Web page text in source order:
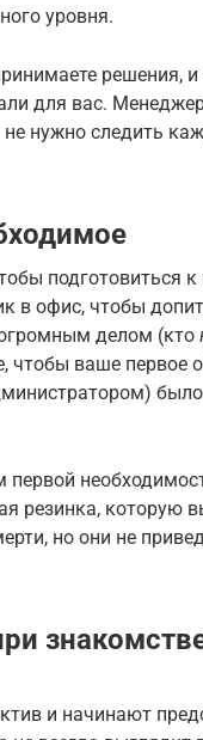
уровня.
решения, и
для вас.
нужно следить
подготовиться к
в офис, чтобы
огромным делом (кто
чтобы ваше первое
резинка, которую
но они не
и начинают